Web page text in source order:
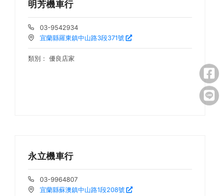
明芳機車行
03-9542934
宜蘭縣羅東鎮中山路3段371號
類別： 優良店家
永立機車行
03-9964807
宜蘭縣蘇澳鎮中山路1段208號